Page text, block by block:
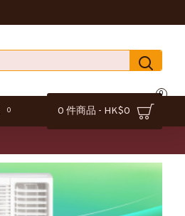
0 0 件商品 - HK$0
0